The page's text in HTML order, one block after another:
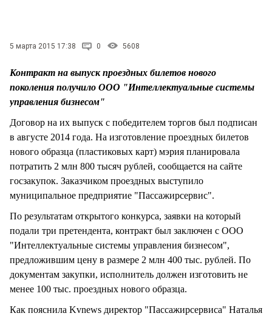
5 марта 2015 17:38 0 5608
Контракт на выпуск проездных билетов нового
поколения получило ООО "Интеллектуальные системы
управления бизнесом"
Договор на их выпуск с победителем торгов был подписан
в августе 2014 года. На изготовление проездных билетов
нового образца (пластиковых карт) мэрия планировала
потратить 2 млн 800 тысяч рублей, сообщается на сайте
госзакупок. Заказчиком проездных выступило
муниципальное предприятие "Пассажирсервис".
По результатам открытого конкурса, заявки на который
подали три претендента, контракт был заключен с ООО
"Интеллектуальные системы управления бизнесом",
предложившим цену в размере 2 млн 400 тыс. рублей. По
документам закупки, исполнитель должен изготовить не
менее 100 тыс. проездных нового образца.
Как пояснила Kvnews директор "Пассажирсервиса" Наталья